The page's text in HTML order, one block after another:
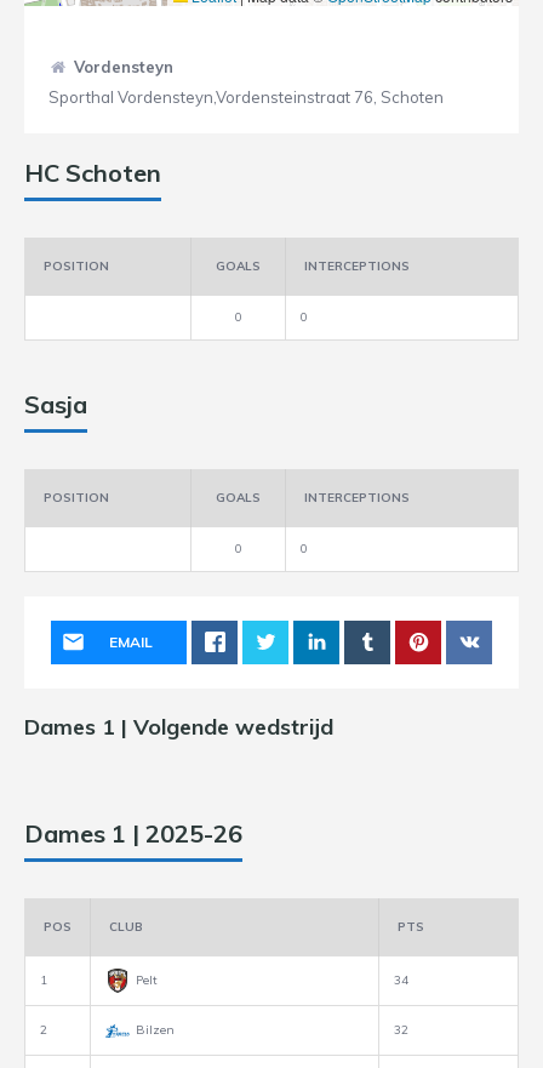
Vordensteyn
Sporthal Vordensteyn,Vordensteinstraat 76, Schoten
HC Schoten
POSITION GOALS INTERCEPTIONS
0 0
Sasja
POSITION GOALS INTERCEPTIONS
0 0
EMAIL
Dames 1 | Volgende wedstrijd
Dames 1 | 2025-26
POS CLUB PTS
1 Pelt 34
2 Bilzen 32